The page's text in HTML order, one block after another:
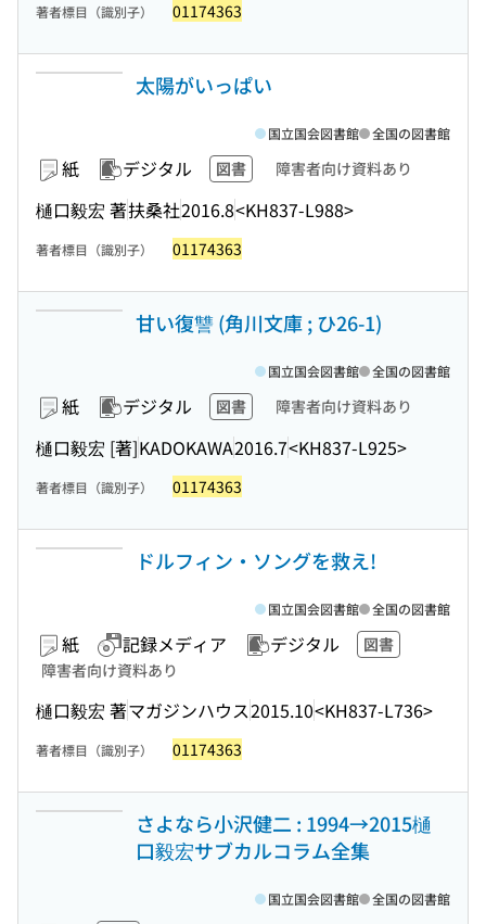
著者標目（識別子） 01174363
太陽がいっぱい
紙 デジタル 図書 障害者向け資料あり
樋口毅宏 著扶桑社2016.8<KH837-L988>
国立国会図書館 全国の図書館
著者標目（識別子） 01174363
甘い復讐 (角川文庫 ; ひ26-1)
紙 デジタル 図書 障害者向け資料あり
樋口毅宏 [著]KADOKAWA2016.7<KH837-L925>
国立国会図書館 全国の図書館
著者標目（識別子） 01174363
ドルフィン・ソングを救え!
紙 記録メディア デジタル
図書
障害者向け資料あり
樋口毅宏 著マガジンハウス2015.10<KH837-L736>
国立国会図書館 全国の図書館
著者標目（識別子） 01174363
さよなら小沢健二 : 1994→2015樋
口毅宏サブカルコラム全集
国立国会図書館 全国の図書館